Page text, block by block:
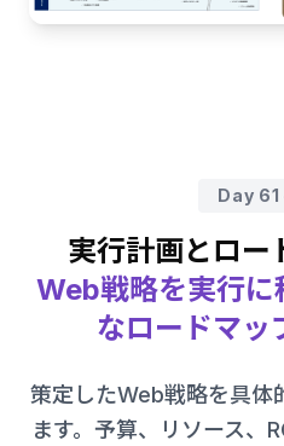
Day 61
実行計画とロー
Web戦略を実行に
なロードマッ
策定したWeb戦略を具体
ます。予算、リソース、